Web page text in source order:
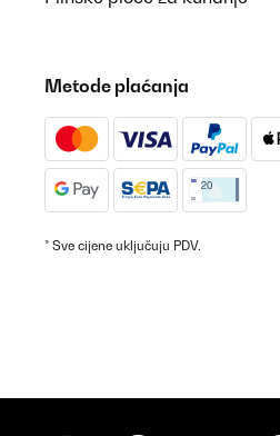
Metode plaćanja
* Sve cijene uključuju PDV.